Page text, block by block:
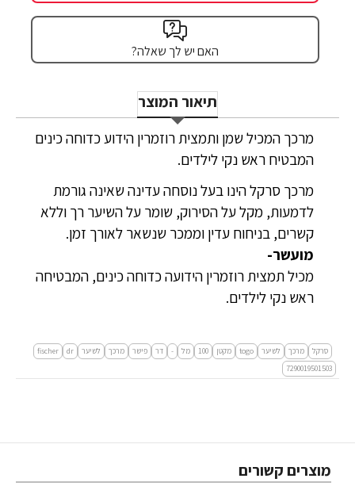
האם יש לך שאלה?
תיאור המוצר
מרכך המכיל שמן ותמצית רוזמרין הידוע כדוחה כינים
המבטיח ראש נקי לילדים.
מרכך סרקל הינו בעל נוסחה עדינה שאינה גורמת
לדמעות, מקל על הסירוק, שומר על השיער רך וללא
קשרים, בניחוח עדין וממכר שנשאר לאורך זמן.
מועשר-
מכיל תמצית רוזמרין הידועה כדוחה כינים, המבטיחה
ראש נקי לילדים.
סרקל מרכך לשיער togo מקטן 100 מל - דר פישר מרכך לשיער dr
fischer
7290019501503
מוצרים קשורים